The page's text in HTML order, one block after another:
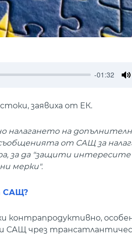
-01:32
заявиха от ЕК.
налагането на
от САЩ за
за да "защити интересите
мерки".
САЩ?
контрапродуктивно,
САЩ чрез